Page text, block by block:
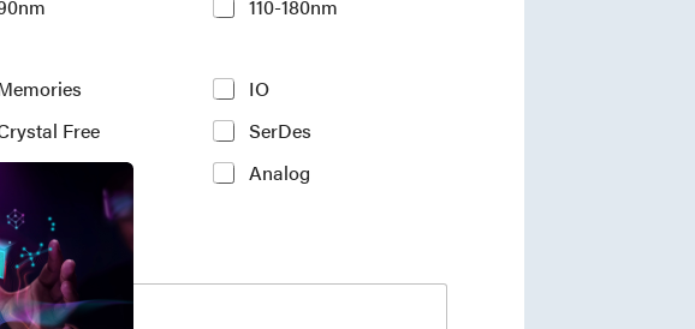
110-180nm
IO
Free
SerDes
Analog